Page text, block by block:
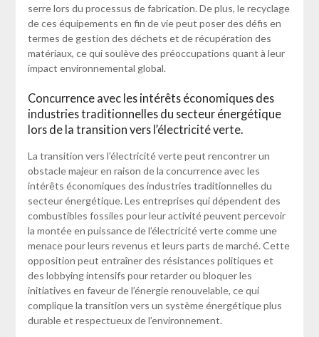
serre lors du processus de fabrication. De plus, le recyclage
de ces équipements en fin de vie peut poser des défis en
termes de gestion des déchets et de récupération des
matériaux, ce qui soulève des préoccupations quant à leur
impact environnemental global.
Concurrence avec les intérêts économiques des
industries traditionnelles du secteur énergétique
lors de la transition vers l’électricité verte.
La transition vers l’électricité verte peut rencontrer un
obstacle majeur en raison de la concurrence avec les
intérêts économiques des industries traditionnelles du
secteur énergétique. Les entreprises qui dépendent des
combustibles fossiles pour leur activité peuvent percevoir
la montée en puissance de l’électricité verte comme une
menace pour leurs revenus et leurs parts de marché. Cette
opposition peut entraîner des résistances politiques et
des lobbying intensifs pour retarder ou bloquer les
initiatives en faveur de l’énergie renouvelable, ce qui
complique la transition vers un système énergétique plus
durable et respectueux de l’environnement.